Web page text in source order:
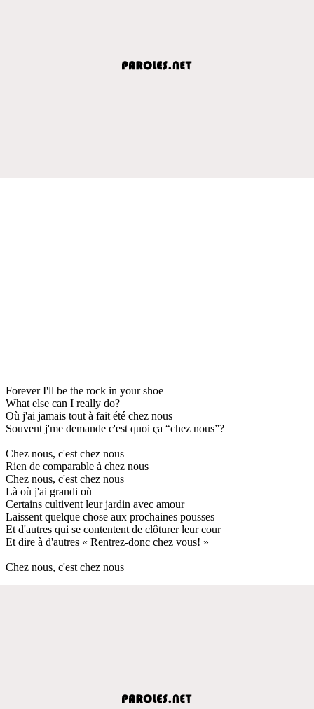
Forever I'll be the rock in your shoe
What else can I really do?
Où j'ai jamais tout à fait été chez nous
Souvent j'me demande c'est quoi ça “chez nous”?
Chez nous, c'est chez nous
Rien de comparable à chez nous
Chez nous, c'est chez nous
Là où j'ai grandi où
Certains cultivent leur jardin avec amour
Laissent quelque chose aux prochaines pousses
Et d'autres qui se contentent de clôturer leur cour
Et dire à d'autres « Rentrez-donc chez vous! »
Chez nous, c'est chez nous